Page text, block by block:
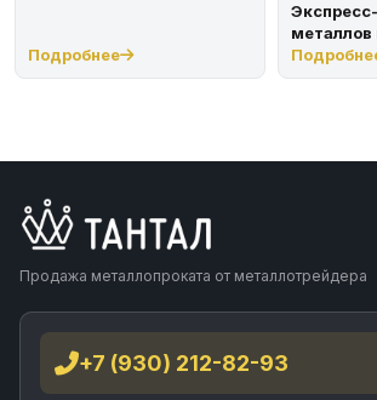
Подробнее
металлов
Продажа металлопроката от металлотрейдера
+7 (930) 212-82-93